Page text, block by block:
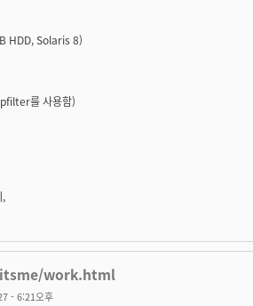
HDD, Solaris 8)
를 사용함)
,
work.html
- 6:21오후